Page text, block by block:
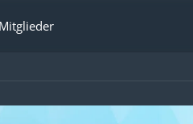
Mitglieder